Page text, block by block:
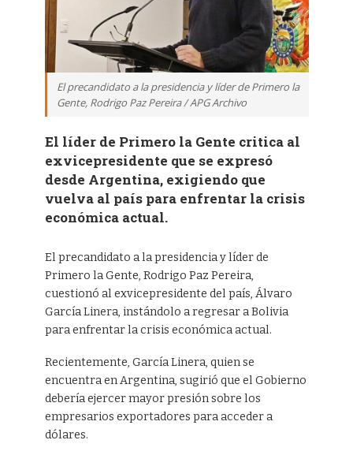
El precandidato a la presidencia y líder de Primero la
Gente, Rodrigo Paz Pereira / APG Archivo
El líder de Primero la Gente critica al
exvicepresidente que se expresó
desde Argentina, exigiendo que
vuelva al país para enfrentar la crisis
económica actual.
El precandidato a la presidencia y líder de
Primero la Gente, Rodrigo Paz Pereira,
cuestionó al exvicepresidente del país, Álvaro
García Linera, instándolo a regresar a Bolivia
para enfrentar la crisis económica actual.
Recientemente, García Linera, quien se
encuentra en Argentina, sugirió que el Gobierno
debería ejercer mayor presión sobre los
empresarios exportadores para acceder a
dólares.